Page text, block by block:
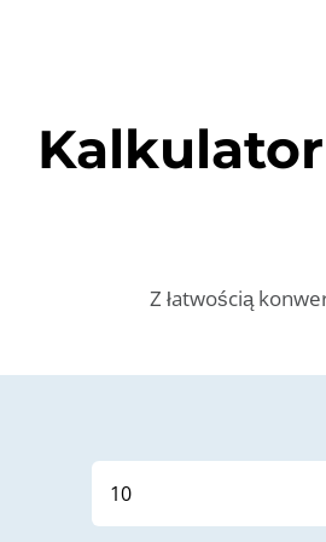
Kalkulator
Z łatwością